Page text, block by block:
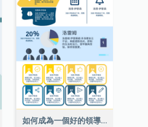
如何成為一個好的領導者信息圖